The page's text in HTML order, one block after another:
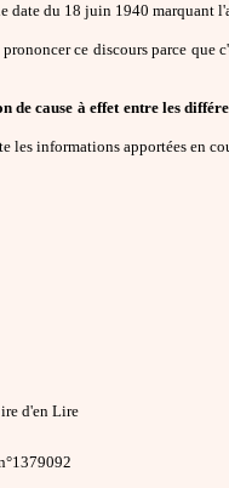
du 18 juin 1940 marquant
ce discours parce que
cause à effet entre les
les informations apportées en
d'en Lire